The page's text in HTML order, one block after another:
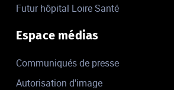
Futur hôpital Loire Santé
Espace médias
Communiqués de presse
Autorisation d'image